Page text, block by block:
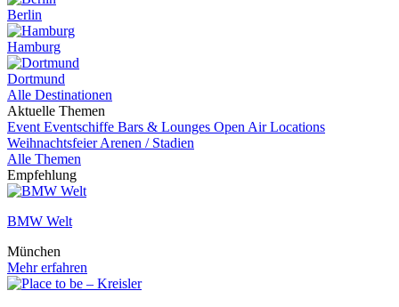
Berlin
Hamburg
Dortmund
Alle Destinationen
Aktuelle Themen
Event Eventschiffe Bars & Lounges Open Air Locations
WeihnachtsfeierArenen / Stadien
Alle Themen
Empfehlung
BMW Welt
München
Mehr erfahren